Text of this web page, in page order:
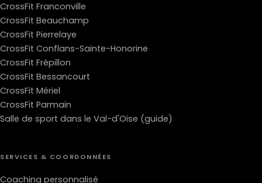
CrossFit Franconville
CrossFit Beauchamp
CrossFit Pierrelaye
CrossFit Conflans-Sainte-Honorine
CrossFit Frépillon
CrossFit Bessancourt
CrossFit Mériel
CrossFit Parmain
Salle de sport dans le Val-d'Oise (guide)
SERVICES & COORDONNÉES
Coaching personnalisé